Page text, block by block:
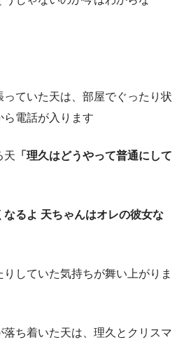
ていた天は、部屋でぐったり状
電話が入ります
天 「理久はどうやって普通にして
なるよ 天ちゃんはオレの彼女な
していた気持ちが舞い上がりま
ち着いた天は、理久とクリスマ